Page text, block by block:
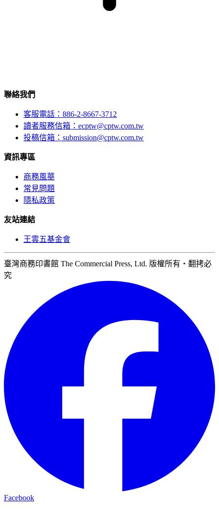
聯絡我們
客服電話：886-2-8667-3712
讀者服務信箱：ecptw@cptw.com.tw
投稿信箱： submission@cptw.com.tw
資訊專區
商務風華
常見問題
隱私政策
友站連結
王雲五基金會
臺灣商務印書館 The Commercial Press, Ltd. 版權所有‧翻拷必
究
Facebook